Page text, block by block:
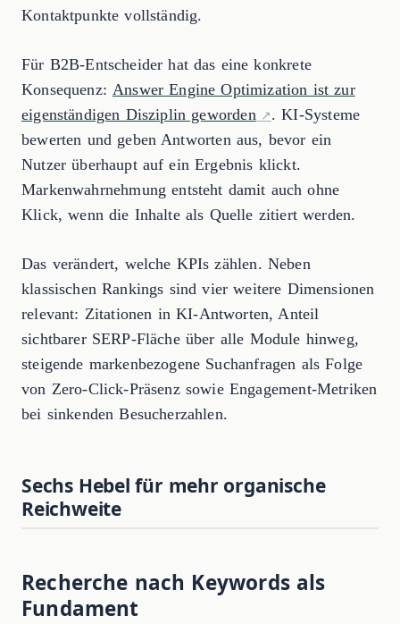
Kontaktpunkte vollständig.
Für B2B-Entscheider hat das eine konkrete
Konsequenz:Answer Engine Optimization ist zur
eigenständigen Disziplin geworden
. KI-Systeme
bewerten und geben Antworten aus, bevor ein
Nutzer überhaupt auf ein Ergebnis klickt.
Markenwahrnehmung entsteht damit auch ohne
Klick, wenn die Inhalte als Quelle zitiert werden.
Das verändert, welche KPIs zählen. Neben
klassischen Rankings sind vier weitere Dimensionen
relevant: Zitationen in KI-Antworten, Anteil
sichtbarer SERP-Fläche über alle Module hinweg,
steigende markenbezogene Suchanfragen als Folge
von Zero-Click-Präsenz sowie Engagement-Metriken
bei sinkenden Besucherzahlen.
Sechs Hebel für mehr organische
Reichweite
Recherche nach Keywords als
Fundament